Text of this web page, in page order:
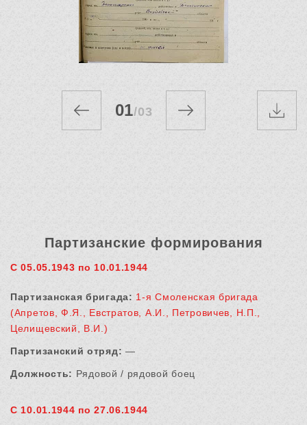
01/03
Партизанские формирования
С 05.05.1943 по 10.01.1944
Партизанская бригада: 1-я Смоленская бригада
(Апретов, Ф.Я., Евстратов, А.И., Петровичев, Н.П.,
Целищевский, В.И.)
Партизанский отряд: —
Должность: Рядовой / рядовой боец
С 10.01.1944 по 27.06.1944